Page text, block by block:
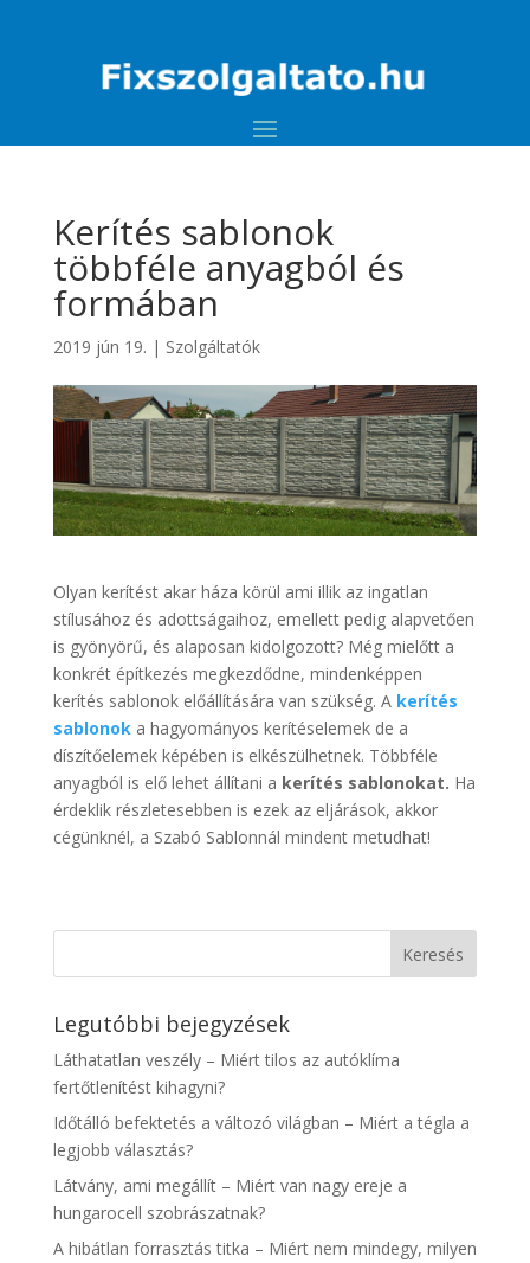
Kerítés sablonok
többféle anyagból és
formában
2019 jún 19. | Szolgáltatók
Olyan kerítést akar háza körül ami illik az ingatlan
stílusához és adottságaihoz, emellett pedig alapvetően
is gyönyörű, és alaposan kidolgozott? Még mielőtt a
konkrét építkezés megkezdődne, mindenképpen
kerítés sablonok előállítására van szükség. A kerítés
sablonoka hagyományos kerítéselemek de a
díszítőelemek képében is elkészülhetnek. Többféle
anyagból is elő lehet állítani a kerítés sablonokat. Ha
érdeklik részletesebben is ezek az eljárások, akkor
cégünknél, a Szabó Sablonnál mindent metudhat!
Legutóbbi bejegyzések
Láthatatlan veszély – Miért tilos az autóklíma
fertőtlenítést kihagyni?
Időtálló befektetés a változó világban – Miért a tégla a
legjobb választás?
Látvány, ami megállít – Miért van nagy ereje a
hungarocell szobrászatnak?
A hibátlan forrasztás titka – Miért nem mindegy, milyen